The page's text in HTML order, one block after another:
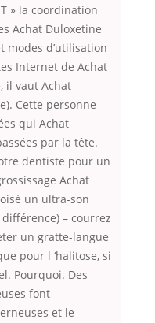
» la coordination
Achat Duloxetine
modes d’utilisation
Internet de Achat
il vaut Achat
Cette personne
qui Achat
par la tête.
dentiste pour un
Achat
un ultra-son
– courrez
un gratte-langue
pour l ‘halitose, si
Pourquoi. Des
font
et le